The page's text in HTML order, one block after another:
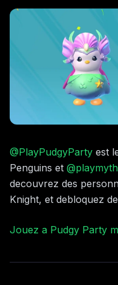
@PlayPudgyParty est
Penguins et
decouvrez des
Knight, et debloquez
Jouez a Pudgy Party